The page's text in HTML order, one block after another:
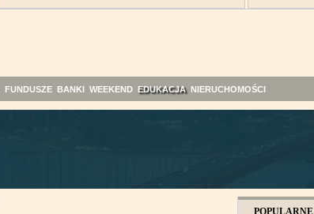
FUNDUSZE BANKI WEEKEND EDUKACJA NIERUCHOMOŚCI
POPULARNE